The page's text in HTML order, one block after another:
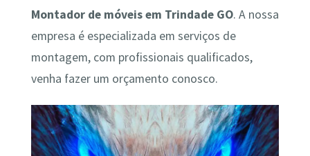
Montador de móveis em Trindade GO. A nossa
empresa é especializada em serviços de
montagem, com profissionais qualificados,
venha fazer um orçamento conosco.